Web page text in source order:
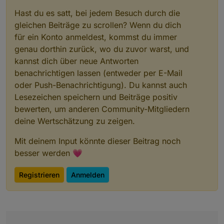
Hast du es satt, bei jedem Besuch durch die
gleichen Beiträge zu scrollen? Wenn du dich
für ein Konto anmeldest, kommst du immer
genau dorthin zurück, wo du zuvor warst, und
kannst dich über neue Antworten
benachrichtigen lassen (entweder per E-Mail
oder Push-Benachrichtigung). Du kannst auch
Lesezeichen speichern und Beiträge positiv
bewerten, um anderen Community-Mitgliedern
deine Wertschätzung zu zeigen.
Mit deinem Input könnte dieser Beitrag noch
besser werden 💗
Registrieren Anmelden